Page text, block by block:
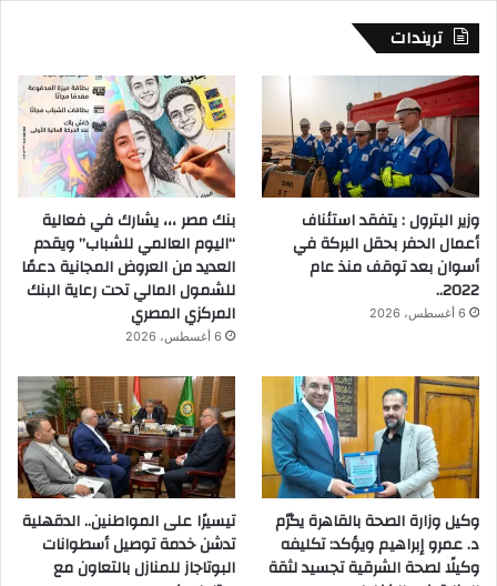
تريندات
وزير البترول : يتفقد استئناف
أعمال الحفر بحقل البركة في
أسوان بعد توقف منذ عام
2022..
6 أغسطس، 2026
بنك مصر ،،، يشارك في فعالية
“اليوم العالمي للشباب” ويقدم
العديد من العروض المجانية دعمًا
للشمول المالي تحت رعاية البنك
المركزي المصري
6 أغسطس، 2026
وكيل وزارة الصحة بالقاهرة يكرّم
د. عمرو إبراهيم ويؤكد: تكليفه
وكيلًا لصحة الشرقية تجسيد لثقة
تيسيرًا على المواطنين.. الدقهلية
تدشن خدمة توصيل أسطوانات
البوتاجاز للمنازل بالتعاون مع